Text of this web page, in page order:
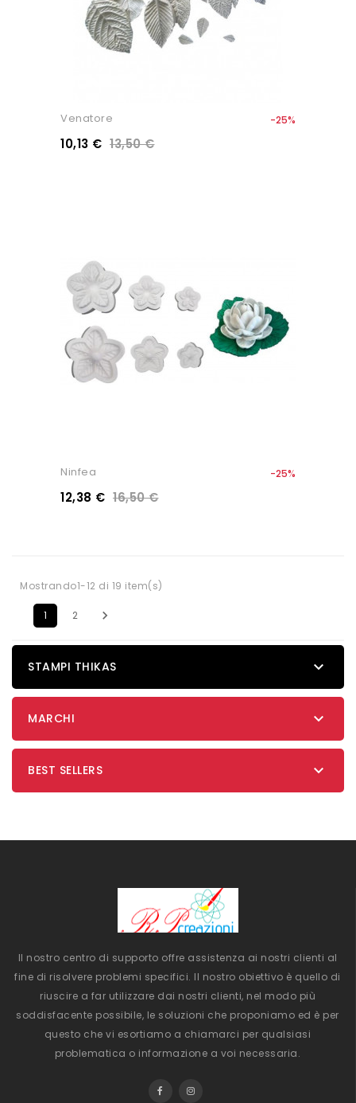
Venatore -25%
10,13 € 13,50 €
Ninfea -25%
12,38 € 16,50 €
Mostrando1-12 di 19 item(s)
1 2 
STAMPI THIKAS 
MARCHI 
BEST SELLERS 
Il nostro centro di supporto offre assistenza ai nostri clienti al
fine di risolvere problemi specifici. Il nostro obiettivo è quello di
riuscire a far utilizzare dai nostri clienti, nel modo più
soddisfacente possibile, le soluzioni che proponiamo ed è per
questo che vi esortiamo a chiamarci per qualsiasi
problematica o informazione a voi necessaria.